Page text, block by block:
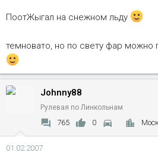
ПоотЖыгал на снежном льду
темновато, но по свету фар можно
Johnny88
Рулевая по Линкольнам
765 0
01.02.2007